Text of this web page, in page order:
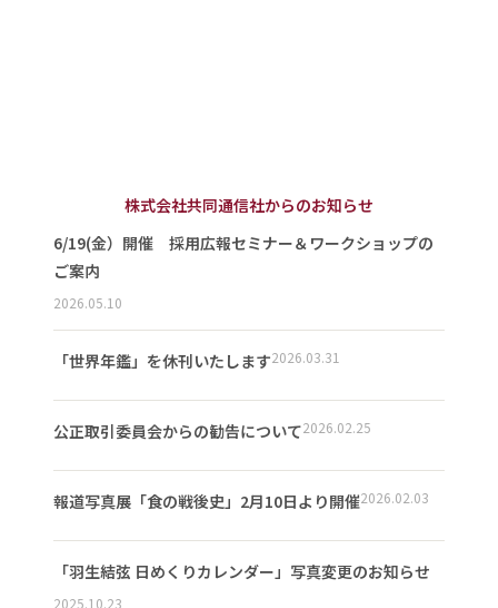
株式会社共同通信社からのお知らせ
6/19(金）開催 採用広報セミナー＆ワークショップの
ご案内
2026.05.10
「世界年鑑」を休刊いたします2026.03.31
公正取引委員会からの勧告について2026.02.25
報道写真展「食の戦後史」2月10日より開催2026.02.03
「羽生結弦 日めくりカレンダー」写真変更のお知らせ
2025.10.23